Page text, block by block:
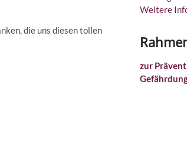
die uns diesen tollen
Weitere
zur